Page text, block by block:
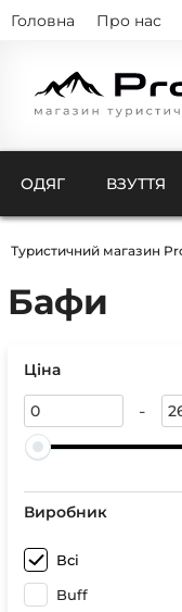
Головна Про нас
ОДЯГ ВЗУТТЯ
Тенти
Туристичний магазин
Бафи
Ціна
-
Виробник
Всі
Buff